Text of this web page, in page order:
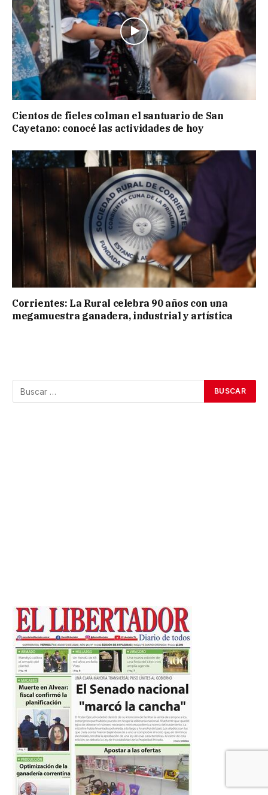
Cientos de fieles colman el santuario de San
Cayetano: conocé las actividades de hoy
Corrientes: La Rural celebra 90 años con una
megamuestra ganadera, industrial y artística